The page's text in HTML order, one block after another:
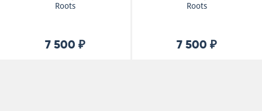
Roots
7 500 ₽
Roots
7 500 ₽